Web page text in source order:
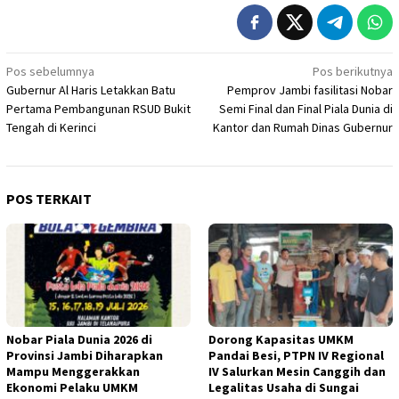
Navigasi
pos
Pos sebelumnya
Gubernur Al Haris Letakkan Batu
Pertama Pembangunan RSUD Bukit
Tengah di Kerinci
Pos berikutnya
Pemprov Jambi fasilitasi Nobar
Semi Final dan Final Piala Dunia di
Kantor dan Rumah Dinas Gubernur
POS TERKAIT
Nobar Piala Dunia 2026 di
Provinsi Jambi Diharapkan
Mampu Menggerakkan
Ekonomi Pelaku UMKM
Dorong Kapasitas UMKM
Pandai Besi, PTPN IV Regional
IV Salurkan Mesin Canggih dan
Legalitas Usaha di Sungai